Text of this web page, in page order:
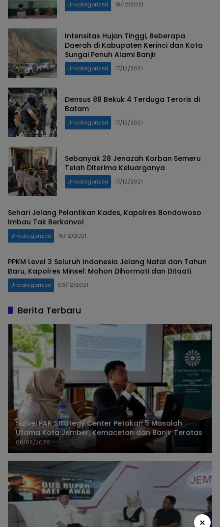
Uncategorized 18/12/2021
Intensitas Hujan Tinggi, Beberapa
Daerah di Kabupaten Kerinci dan Kota
Sungai Penuh Alami Banjir
Uncategorized 17/12/2021
Densus 88 Bekuk 4 Terduga Teroris di
Batam
Uncategorized 17/12/2021
Sebanyak 28 Jenazah Korban Semeru
Telah Diterima Keluarganya
Uncategorized 17/12/2021
Sehari Jelang Pelantikan Kades, Kapolres Bondowoso
Imbau Tak Berkonvoi
Uncategorized 15/12/2021
PPKM Level 3 Seluruh Indonesia Jelang Natal dan Tahun
Baru, Kapolres Minsel: Mohon Dihormati dan Ditaati
Uncategorized 03/12/2021
Berita Terbaru
Survei PAR Strategy Center Petakan 5 Masalah
Utama Kota Jember, Kemacetan dan Banjir Teratas
08/08/2026
×